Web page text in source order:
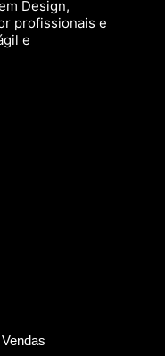
Design,
profissionais e
e